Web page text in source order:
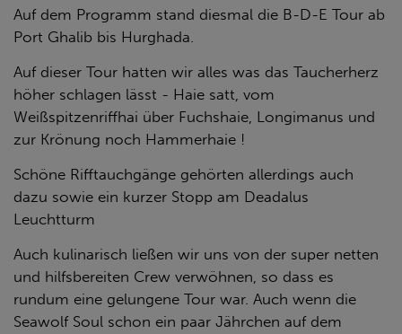
Auf dem Programm stand diesmal die B-D-E Tour ab
Port Ghalib bis Hurghada.
Auf dieser Tour hatten wir alles was das Taucherherz
höher schlagen lässt - Haie satt, vom
Weißspitzenriffhai über Fuchshaie, Longimanus und
zur Krönung noch Hammerhaie !
Schöne Rifftauchgänge gehörten allerdings auch
dazu sowie ein kurzer Stopp am Deadalus
Leuchtturm
Auch kulinarisch ließen wir uns von der super netten
und hilfsbereiten Crew verwöhnen, so dass es
rundum eine gelungene Tour war. Auch wenn die
Seawolf Soul schon ein paar Jährchen auf dem